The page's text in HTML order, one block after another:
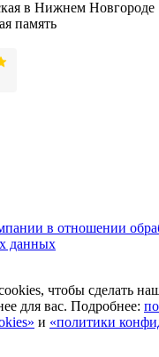
в Нижнем Новгороде
память
в отношении
данных
чтобы сделать
для вас. Подробнее:
и «политики